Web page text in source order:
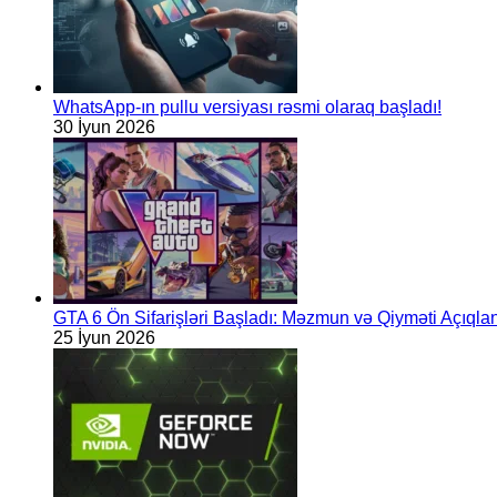
WhatsApp-ın pullu versiyası rəsmi olaraq başladı!
30 İyun 2026
GTA 6 Ön Sifarişləri Başladı: Məzmun və Qiyməti
25 İyun 2026